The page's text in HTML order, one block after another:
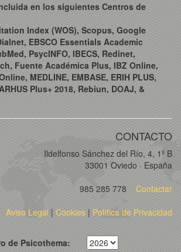
en los siguientes Centros de
Index (WOS), Scopus, Google
EBSCO Essentials Academic
PsycINFO, IBECS, Redinet,
Fuente Académica Plus, IBZ Online,
MEDLINE, EMBASE, ERIH PLUS,
Plus+ 2018, Rebiun, DOAJ, &
CONTACTO
Ildelfonso Sánchez del Río, 4, 1º B
33001 Oviedo · España
985 285 778
Contactar
Aviso Legal| Cookies | Política de Privacidad
de Psicothema: